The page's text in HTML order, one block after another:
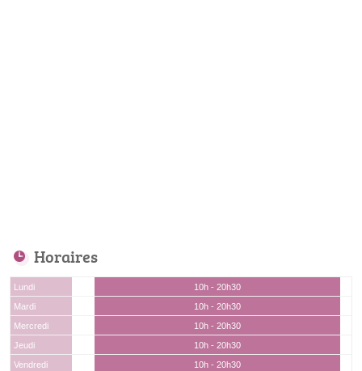
Horaires
Lundi
10h - 20h30
Mardi
10h - 20h30
Mercredi
10h - 20h30
Jeudi
10h - 20h30
Vendredi
10h - 20h30